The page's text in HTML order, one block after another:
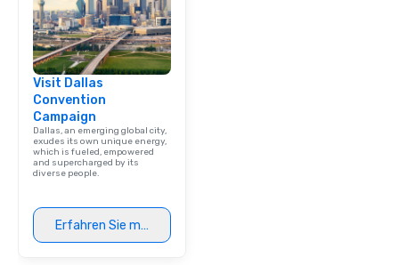
Visit Dallas
Convention
Campaign
Dallas, an emerging global city,
exudes its own unique energy,
which is fueled, empowered
and supercharged by its
diverse people.
Erfahren Sie mehr